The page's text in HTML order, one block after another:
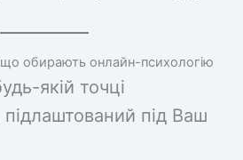
обирають онлайн-психологію
якій точці
підлаштований під Ваш